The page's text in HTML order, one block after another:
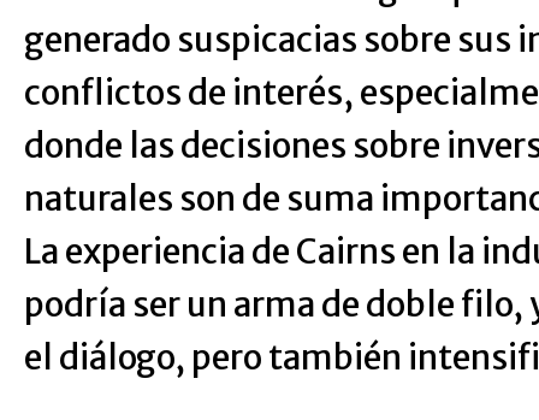
generado suspicacias sobre sus
conflictos de interés,
donde las decisiones sobre
naturales son de suma
La experiencia de Cairns en la
podría ser un arma de doble
el diálogo, pero también